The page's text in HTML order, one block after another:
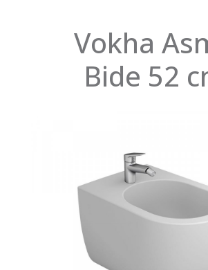
Vokha
Bide 52